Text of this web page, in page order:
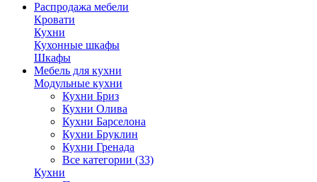
Распродажа мебели
Кровати
Кухни
Кухонные шкафы
Шкафы
Мебель для кухни
Модульные кухни
Кухни Бриз
Кухни Олива
Кухни Барселона
Кухни Бруклин
Кухни Гренада
Все категории (33)
Кухни